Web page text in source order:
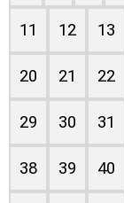
11 12 13
20 21 22
29 30 31
38 39 40